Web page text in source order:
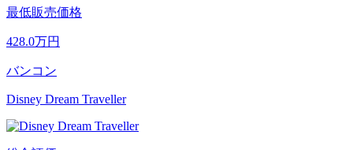
最低販売価格
428.0万円
バンコン
Disney Dream Traveller